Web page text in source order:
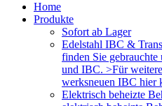
Home
Produkte
Sofort ab Lager
Edelstahl IBC &
finden Sie gebrauchte
und IBC. >Für
werksneuen IBC hier
Elektrisch beheizte